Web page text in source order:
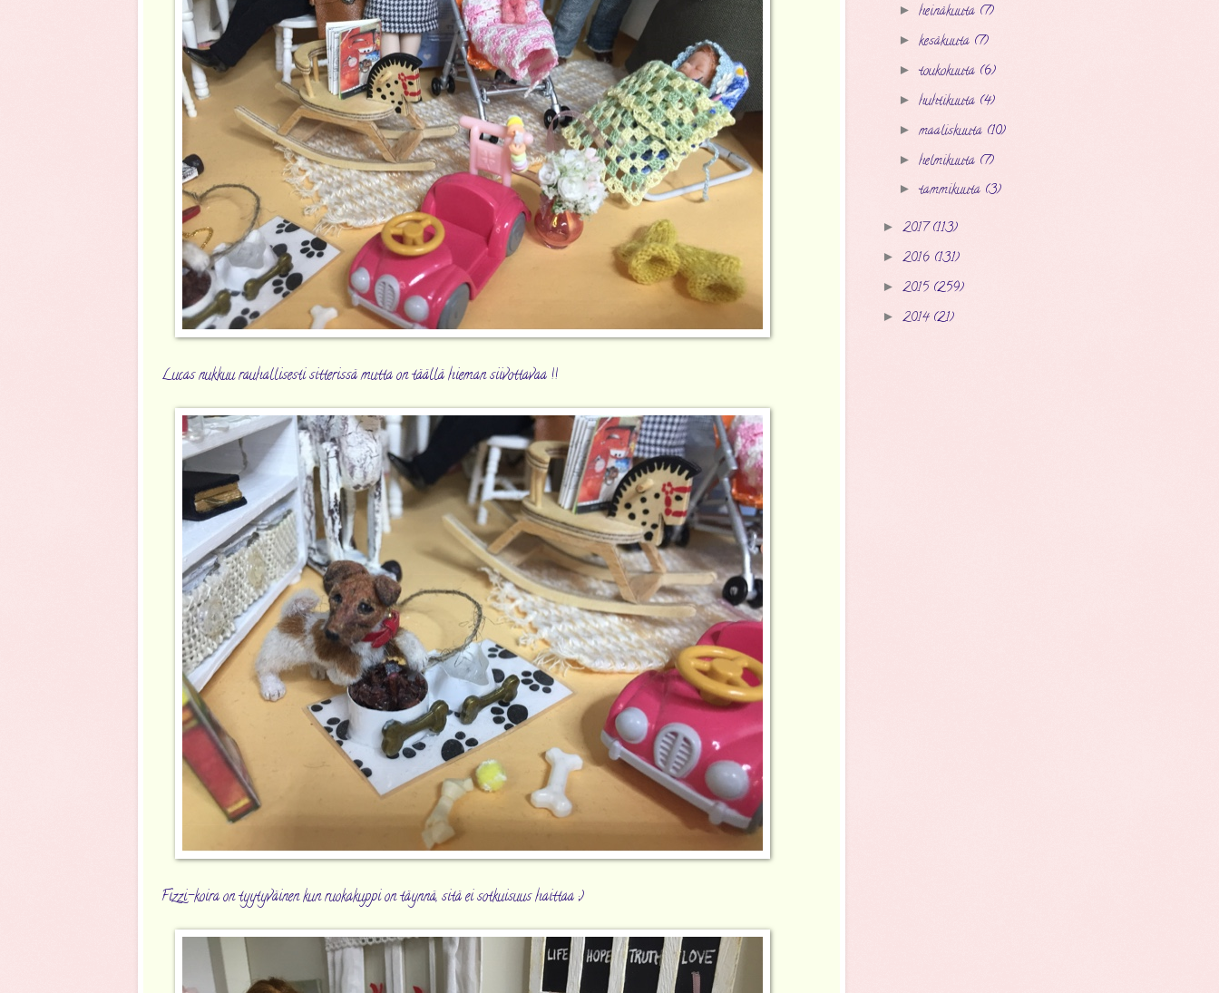
Lucas nukkuu rauhallisesti sitterissä mutta on täällä hieman siivottavaa !!
Fizzi-koira on tyytyväinen kun ruokakuppi on täynnä, sitä ei sotkuisuus haittaa ;)
► heinäkuuta (7)
► kesäkuuta (7)
► toukokuuta (6)
► huhtikuuta (4)
► maaliskuuta (10)
► helmikuuta (7)
► tammikuuta (3)
► 2017(113)
► 2016 (131)
► 2015 (259)
► 2014 (21)